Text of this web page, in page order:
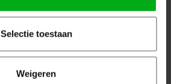
Selectie toestaan
Weigeren